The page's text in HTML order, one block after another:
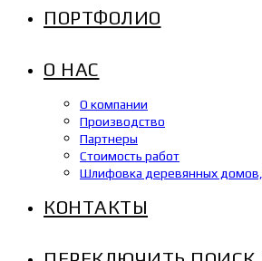
ПОРТФОЛИО
О НАС
О компании
Производство
Партнеры
Стоимость работ
Шлифовка деревянных домов,
КОНТАКТЫ